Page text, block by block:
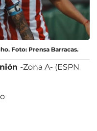
Foto: Prensa Barracas.
-Zona A- (ESPN